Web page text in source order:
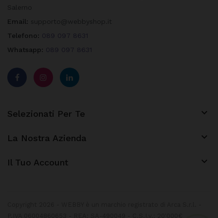
Email:
Telefono: 089 097 8631
Whatsapp: 089 097 8631
Selezionati Per Te 
La Nostra Azienda 
Il Tuo Account keyboard_arrow_down